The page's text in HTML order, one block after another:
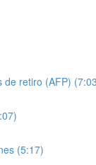
de retiro (AFP)
(5:17)